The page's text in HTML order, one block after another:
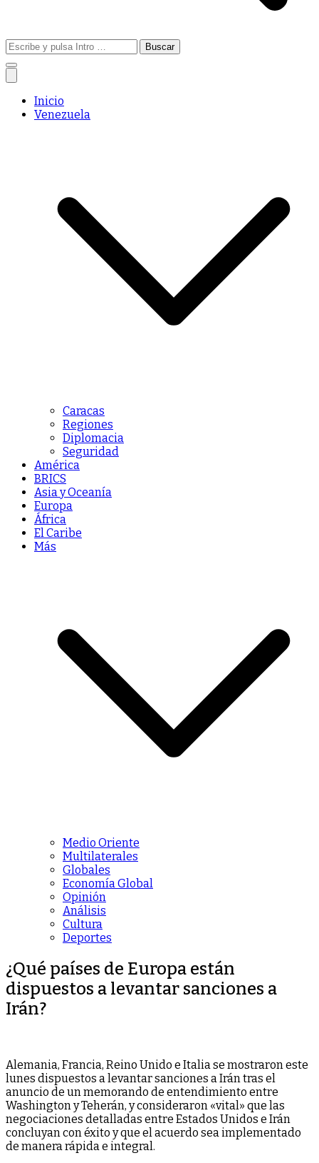
Buscar:
Inicio
Venezuela
Caracas
Regiones
Diplomacia
Seguridad
América
BRICS
Asia y Oceanía
Europa
África
El Caribe
Más
Medio Oriente
Multilaterales
Globales
Economía Global
Opinión
Análisis
Cultura
Deportes
¿Qué países de Europa están
dispuestos a levantar sanciones a
Irán?
Alemania, Francia, Reino Unido e Italia se mostraron este
lunes dispuestos a levantar sanciones a Irán tras el
anuncio de un memorando de entendimiento entre
Washington y Teherán, y consideraron «vital» que las
negociaciones detalladas entre Estados Unidos e Irán
concluyan con éxito y que el acuerdo sea implementado
de manera rápida e integral.